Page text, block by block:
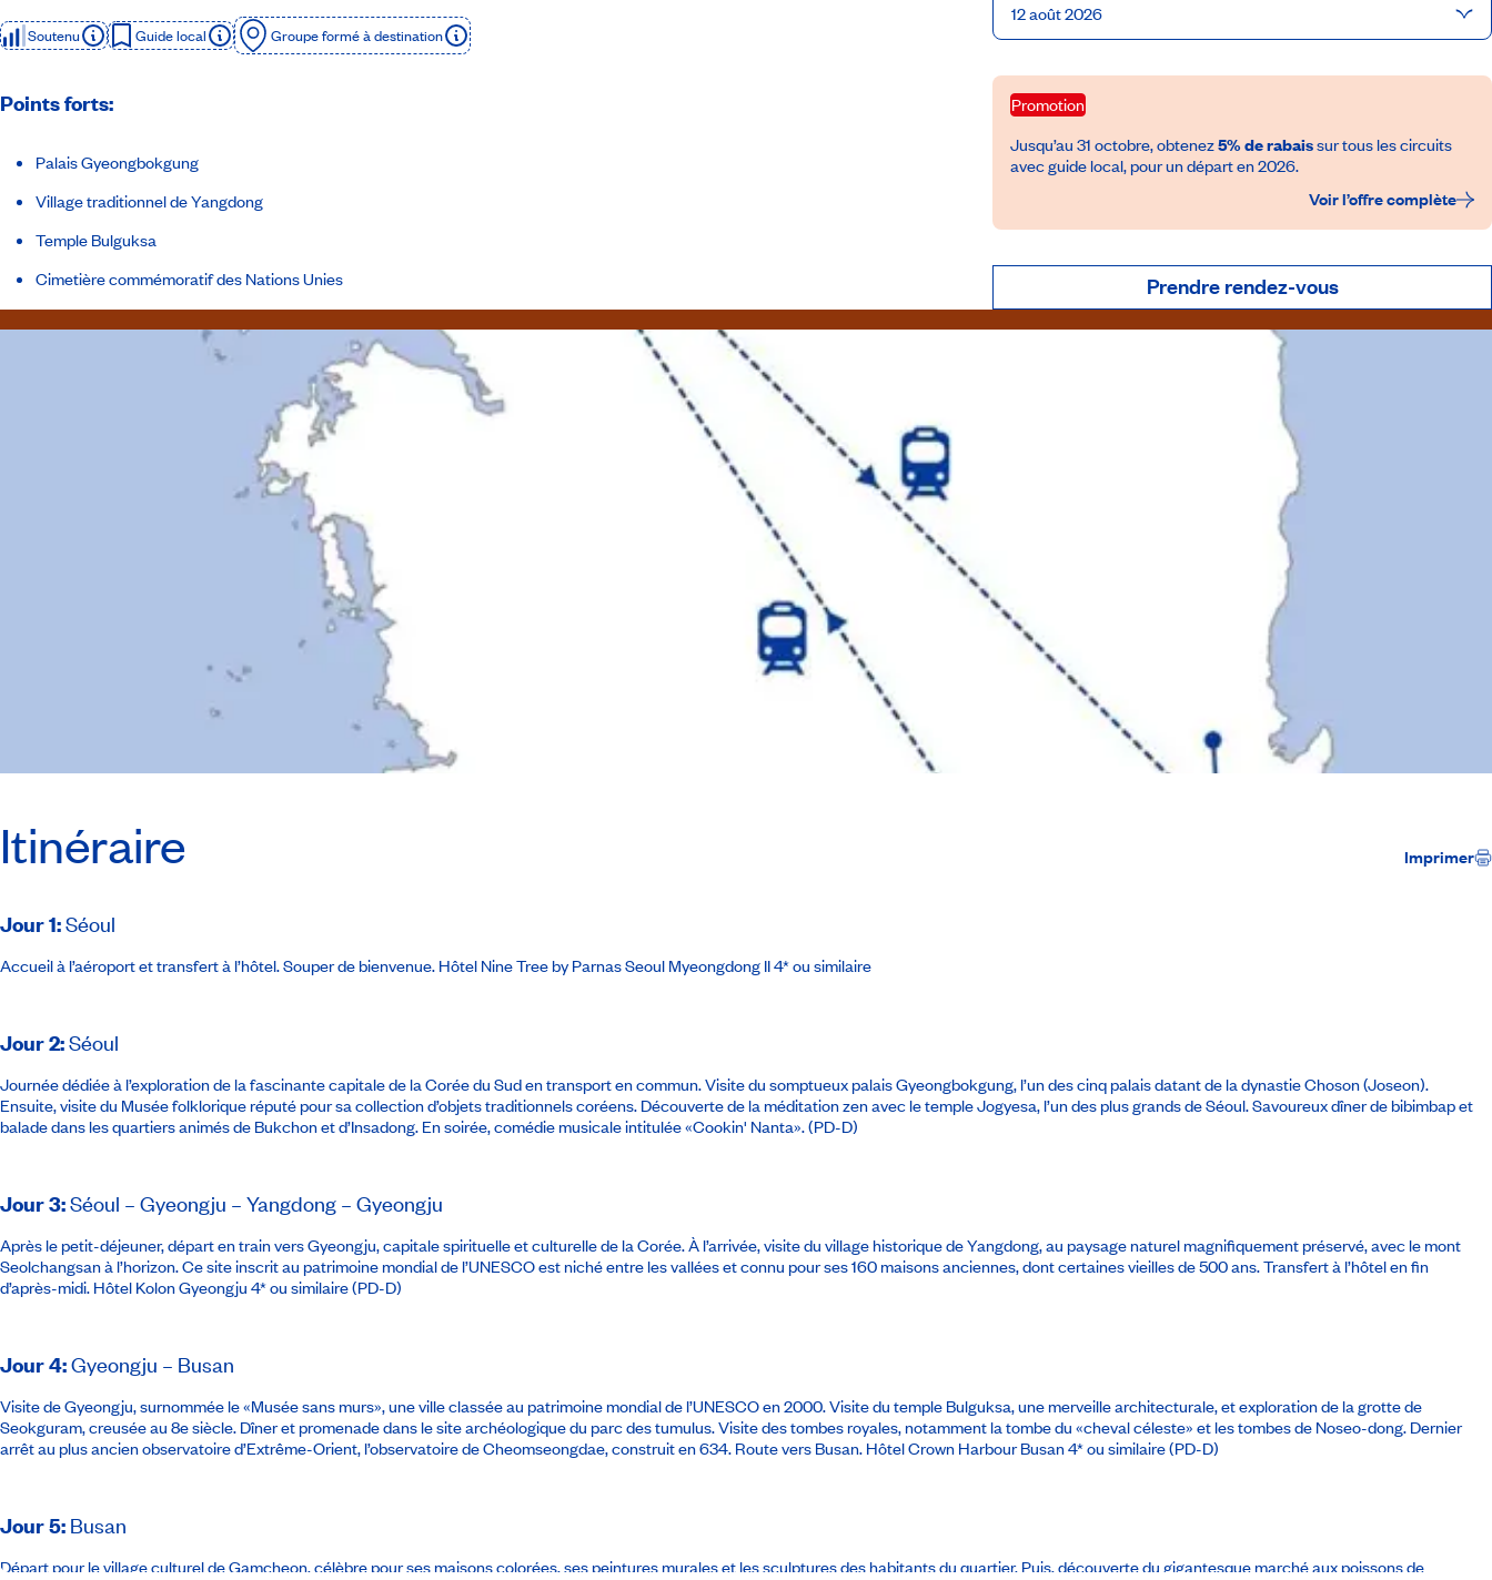
Soutenu Guide local Groupe formé à destination
Points forts:
Palais Gyeongbokgung
Village traditionnel de Yangdong
Temple Bulguksa
Cimetière commémoratif des Nations Unies
12 août 2026
Promotion
Jusqu’au 31 octobre, obtenez5% de rabaissur tous les circuits
avec guide local, pour un départ en 2026.
Voir l’offre complète
Prendre rendez-vous
Imprimer
Itinéraire
Jour 1:Séoul
Accueil à l’aéroport et transfert à l’hôtel. Souper de bienvenue. Hôtel Nine Tree by Parnas Seoul Myeongdong II 4* ou similaire
Jour 2:Séoul
Journée dédiée à l’exploration de la fascinante capitale de la Corée du Sud en transport en commun. Visite du somptueux palais Gyeongbokgung, l’un des cinq palais datant de la dynastie Choson (Joseon).
Ensuite, visite du Musée folklorique réputé pour sa collection d’objets traditionnels coréens. Découverte de la méditation zen avec le temple Jogyesa, l’un des plus grands de Séoul. Savoureux dîner de bibimbap et
balade dans les quartiers animés de Bukchon et d’Insadong. En soirée, comédie musicale intitulée «Cookin' Nanta». (PD-D)
Jour 3:Séoul – Gyeongju – Yangdong – Gyeongju
Après le petit-déjeuner, départ en train vers Gyeongju, capitale spirituelle et culturelle de la Corée. À l’arrivée, visite du village historique de Yangdong, au paysage naturel magnifiquement préservé, avec le mont
Seolchangsan à l’horizon. Ce site inscrit au patrimoine mondial de l’UNESCO est niché entre les vallées et connu pour ses 160 maisons anciennes, dont certaines vieilles de 500 ans. Transfert à l’hôtel en fin
d’après-midi. Hôtel Kolon Gyeongju 4* ou similaire(PD-D)
Jour 4:Gyeongju – Busan
Visite de Gyeongju, surnommée le «Musée sans murs», une ville classée au patrimoine mondial de l’UNESCO en 2000. Visite du temple Bulguksa, une merveille architecturale, et exploration de la grotte de
Seokguram, creusée au 8e siècle. Dîner et promenade dans le site archéologique du parc des tumulus. Visite des tombes royales, notamment la tombe du «cheval céleste» et les tombes de Noseo-dong. Dernier
arrêt au plus ancien observatoire d’Extrême-Orient, l’observatoire de Cheomseongdae, construit en 634. Route vers Busan. Hôtel Crown Harbour Busan 4* ou similaire(PD-D)
Jour 5: Busan
Départ pour le village culturel de Gamcheon, célèbre pour ses maisons colorées, ses peintures murales et les sculptures des habitants du quartier. Puis, découverte du gigantesque marché aux poissons de